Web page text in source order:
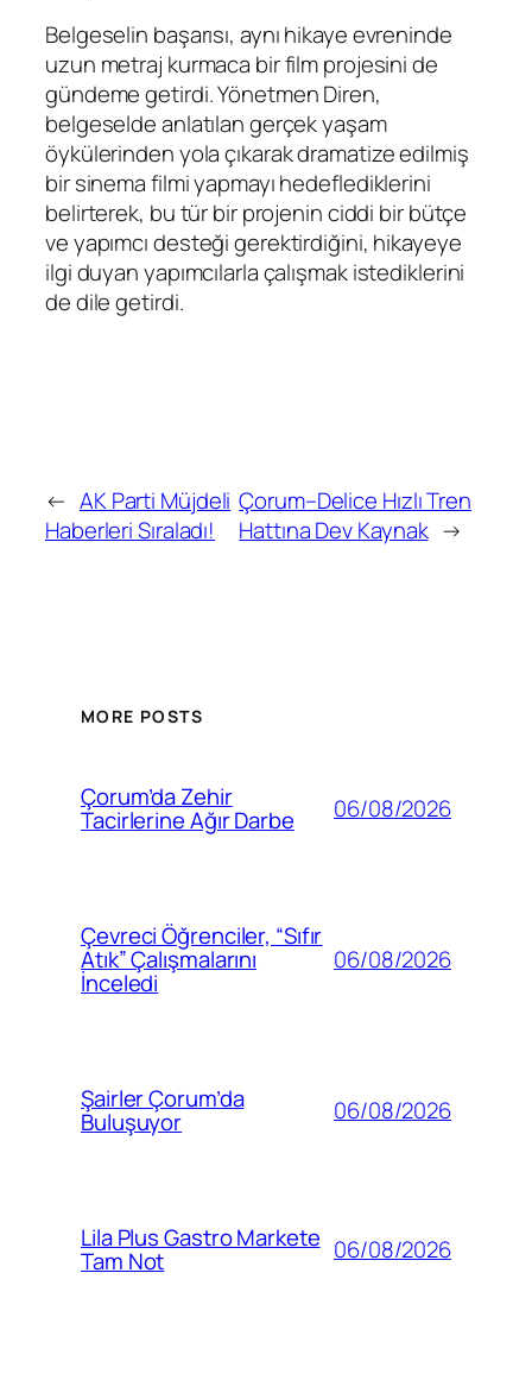
Belgeselin başarısı, aynı hikaye evreninde
uzun metraj kurmaca bir film projesini de
gündeme getirdi. Yönetmen Diren,
belgeselde anlatılan gerçek yaşam
öykülerinden yola çıkarak dramatize edilmiş
bir sinema filmi yapmayı hedeflediklerini
belirterek, bu tür bir projenin ciddi bir bütçe
ve yapımcı desteği gerektirdiğini, hikayeye
ilgi duyan yapımcılarla çalışmak istediklerini
de dile getirdi.
← AK Parti Müjdeli
Haberleri Sıraladı!
Çorum–Delice Hızlı Tren
Hattına Dev Kaynak →
MORE POSTS
Çorum’da Zehir
Tacirlerine Ağır Darbe 06/08/2026
Çevreci Öğrenciler, “Sıfır
Atık” Çalışmalarını
İnceledi
06/08/2026
Şairler Çorum’da
Buluşuyor 06/08/2026
Lila Plus Gastro Markete
Tam Not 06/08/2026